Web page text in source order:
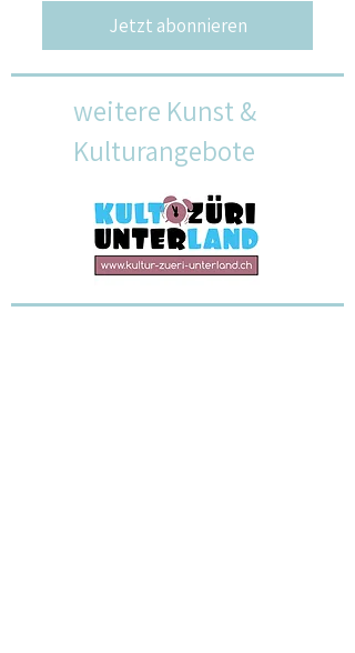
Jetzt abonnieren
weitere Kunst &
Kulturangebote